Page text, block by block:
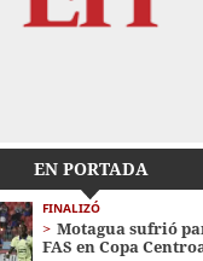
EN PORTADA
FINALIZÓ
Motagua sufrió
FAS en Copa